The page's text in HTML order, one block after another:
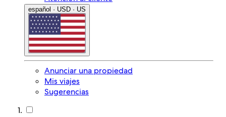
español · USD · US
Anunciar una propiedad
Mis viajes
Sugerencias